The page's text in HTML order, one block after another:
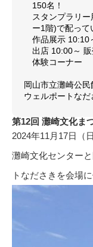
150名！
スタンプラリ
ー1階)で配って
作品展示 10:10
出店 10:00～
体験コーナー
岡山市立灘崎公
ウェルポートな
第12回 灘崎文化ま
2024年11月17日（
灘崎文化センター
トなださきを会場